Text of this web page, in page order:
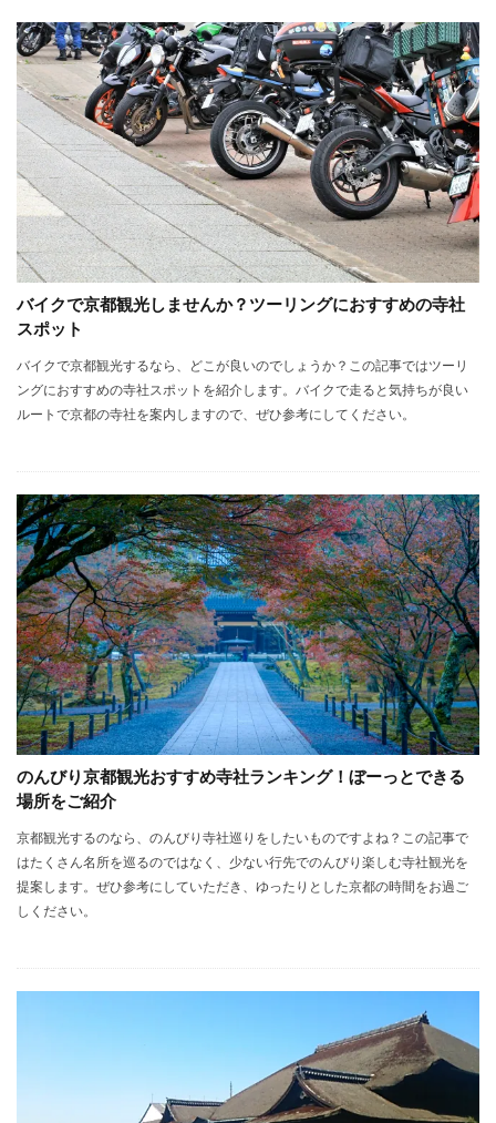
バイクで京都観光しませんか？ツーリングにおすすめの寺社
スポット
バイクで京都観光するなら、どこが良いのでしょうか？この記事ではツーリ
ングにおすすめの寺社スポットを紹介します。バイクで走ると気持ちが良い
ルートで京都の寺社を案内しますので、ぜひ参考にしてください。
のんびり京都観光おすすめ寺社ランキング！ぼーっとできる
場所をご紹介
京都観光するのなら、のんびり寺社巡りをしたいものですよね？この記事で
はたくさん名所を巡るのではなく、少ない行先でのんびり楽しむ寺社観光を
提案します。ぜひ参考にしていただき、ゆったりとした京都の時間をお過ご
しください。